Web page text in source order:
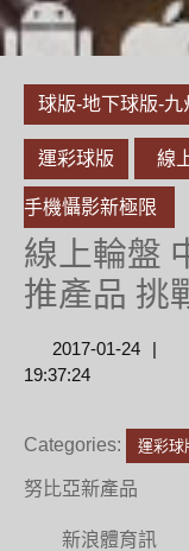
球版-地下球版-
運彩球版 線
手機懾影新極限
線上輪盤
推產品 挑
2017-01-24
19:37:24
Categories: 運彩球
努比亞新產品
新浪體育訊